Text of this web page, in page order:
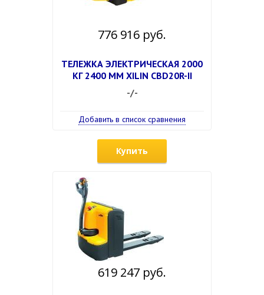
776 916 руб.
ТЕЛЕЖКА ЭЛЕКТРИЧЕСКАЯ 2000
КГ 2400 ММ XILIN CBD20R-II
-/-
Добавить в список сравнения
Купить
619 247 руб.